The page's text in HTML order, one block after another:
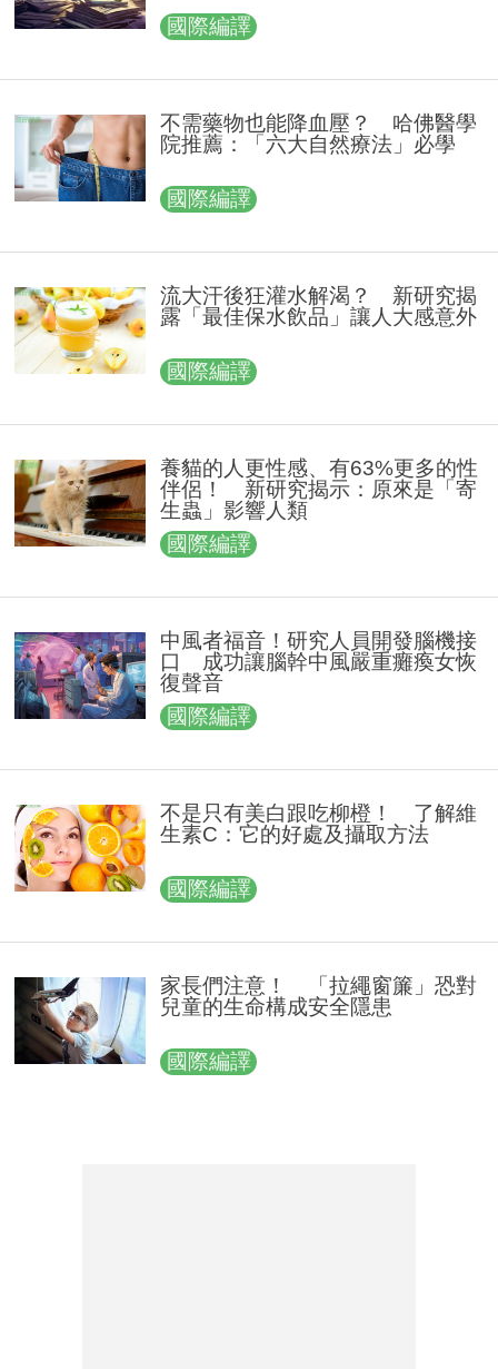
國際編譯
不需藥物也能降血壓？ 哈佛醫學
院推薦：「六大自然療法」必學
國際編譯
流大汗後狂灌水解渴？ 新研究揭
露「最佳保水飲品」讓人大感意外
國際編譯
養貓的人更性感、有63%更多的性
伴侶！ 新研究揭示：原來是「寄
生蟲」影響人類
國際編譯
中風者福音！研究人員開發腦機接
口 成功讓腦幹中風嚴重癱瘓女恢
復聲音
國際編譯
不是只有美白跟吃柳橙！ 了解維
生素C：它的好處及攝取方法
國際編譯
家長們注意！ 「拉繩窗簾」恐對
兒童的生命構成安全隱患
國際編譯